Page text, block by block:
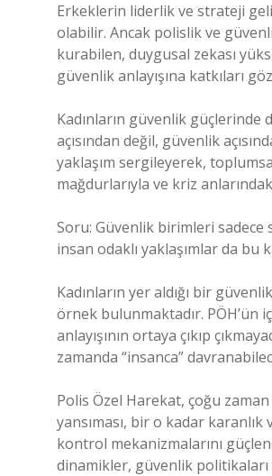
Erkeklerin liderlik ve strateji
olabilir. Ancak polislik ve
kurabilen, duygusal zekası
güvenlik anlayışına katkıları
Kadınların güvenlik
açısından değil, güvenlik
yaklaşım sergileyerek,
mağdurlarıyla ve kriz
Soru: Güvenlik birimleri sadece
insan odaklı yaklaşımlar da bu
Kadınların yer aldığı bir
örnek bulunmaktadır. PÖH’ün
anlayışının ortaya çıkıp
zamanda “insanca”
Polis Özel Harekat, çoğu
yansıması, bir o kadar karanlık
kontrol mekanizmalarını
dinamikler, güvenlik politikaları